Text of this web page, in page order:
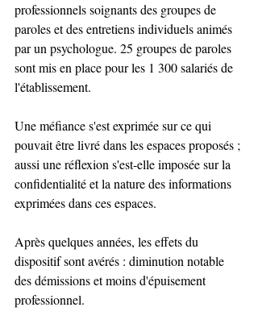
professionnels soignants des groupes de
paroles et des entretiens individuels animés
par un psychologue. 25 groupes de paroles
sont mis en place pour les 1 300 salariés de
l'établissement.
Une méfiance s'est exprimée sur ce qui
pouvait être livré dans les espaces proposés ;
aussi une réflexion s'est-elle imposée sur la
confidentialité et la nature des informations
exprimées dans ces espaces.
Après quelques années, les effets du
dispositif sont avérés : diminution notable
des démissions et moins d'épuisement
professionnel.